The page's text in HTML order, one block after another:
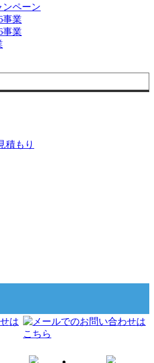
ンペーン
事業
事業
積もり